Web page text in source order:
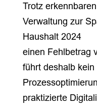
Trotz
Verwaltung zur
Haushalt 2024
einen Fehlbetrag
führt deshalb
praktizierte